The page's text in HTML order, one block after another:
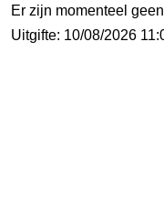
Er zijn momenteel
Uitgifte: 10/08/2026